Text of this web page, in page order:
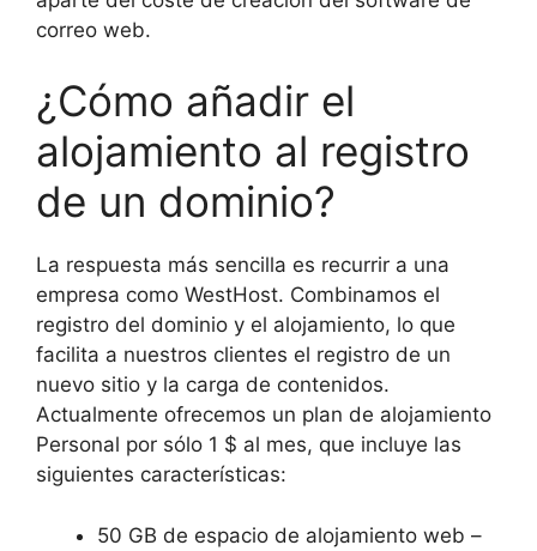
correo web.
¿Cómo añadir el
alojamiento al registro
de un dominio?
La respuesta más sencilla es recurrir a una
empresa como WestHost. Combinamos el
registro del dominio y el alojamiento, lo que
facilita a nuestros clientes el registro de un
nuevo sitio y la carga de contenidos.
Actualmente ofrecemos un plan de alojamiento
Personal por sólo 1 $ al mes, que incluye las
siguientes características:
50 GB de espacio de alojamiento web –